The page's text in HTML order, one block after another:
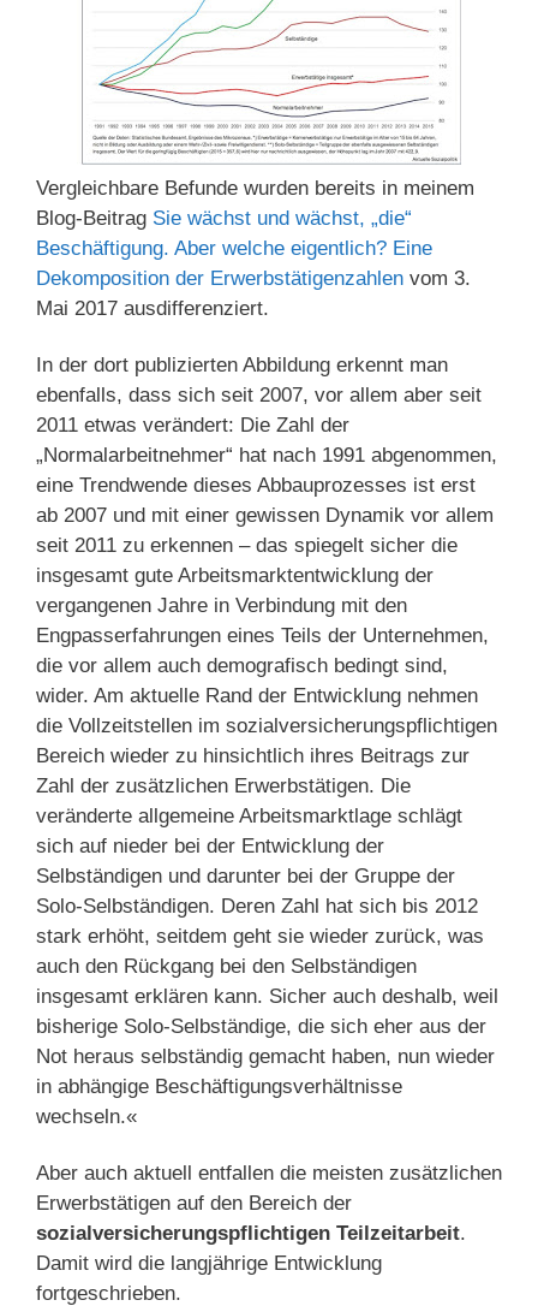
Vergleichbare Befunde wurden bereits in meinem
Blog-Beitrag Sie wächst und wächst, „die“
Beschäftigung. Aber welche eigentlich? Eine
Dekomposition der Erwerbstätigenzahlen vom 3.
Mai 2017 ausdifferenziert.
In der dort publizierten Abbildung erkennt man
ebenfalls, dass sich seit 2007, vor allem aber seit
2011 etwas verändert: Die Zahl der
„Normalarbeitnehmer“ hat nach 1991 abgenommen,
eine Trendwende dieses Abbauprozesses ist erst
ab 2007 und mit einer gewissen Dynamik vor allem
seit 2011 zu erkennen – das spiegelt sicher die
insgesamt gute Arbeitsmarktentwicklung der
vergangenen Jahre in Verbindung mit den
Engpasserfahrungen eines Teils der Unternehmen,
die vor allem auch demografisch bedingt sind,
wider. Am aktuelle Rand der Entwicklung nehmen
die Vollzeitstellen im sozialversicherungspflichtigen
Bereich wieder zu hinsichtlich ihres Beitrags zur
Zahl der zusätzlichen Erwerbstätigen. Die
veränderte allgemeine Arbeitsmarktlage schlägt
sich auf nieder bei der Entwicklung der
Selbständigen und darunter bei der Gruppe der
Solo-Selbständigen. Deren Zahl hat sich bis 2012
stark erhöht, seitdem geht sie wieder zurück, was
auch den Rückgang bei den Selbständigen
insgesamt erklären kann. Sicher auch deshalb, weil
bisherige Solo-Selbständige, die sich eher aus der
Not heraus selbständig gemacht haben, nun wieder
in abhängige Beschäftigungsverhältnisse
wechseln.«
Aber auch aktuell entfallen die meisten zusätzlichen
Erwerbstätigen auf den Bereich der
sozialversicherungspflichtigen Teilzeitarbeit.
Damit wird die langjährige Entwicklung
fortgeschrieben.